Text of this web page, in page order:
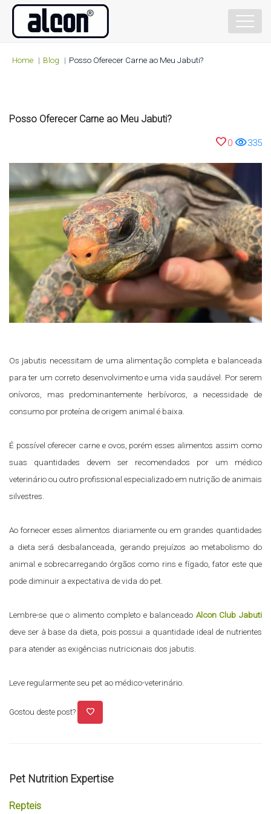
Home Blog Posso Oferecer Carne ao Meu Jabuti?
Posso Oferecer Carne ao Meu Jabuti?
favorite0 visibility335
Os jabutis necessitam de uma alimentação completa e balanceada
para ter um correto desenvolvimento e uma vida saudável. Por serem
onívoros, mas predominantemente herbívoros, a necessidade de
consumo por proteína de origem animal é baixa.
É possível oferecer carne e ovos, porém esses alimentos assim como
suas quantidades devem ser recomendados por um médico
veterinário ou outro profissional especializado em nutrição de animais
silvestres.
Ao fornecer esses alimentos diariamente ou em grandes quantidades
a dieta será desbalanceada, gerando prejuízos ao metabolismo do
animal e sobrecarregando órgãos como rins e fígado, fator este que
pode diminuir a expectativa de vida do pet.
Lembre-se que o alimento completo e balanceado Alcon Club Jabuti
deve ser à base da dieta, pois possui a quantidade ideal de nutrientes
para atender as exigências nutricionais dos jabutis.
Leve regularmente seu pet ao médico-veterinário.
Gostou deste post? favorite
Pet Nutrition Expertise
Repteis